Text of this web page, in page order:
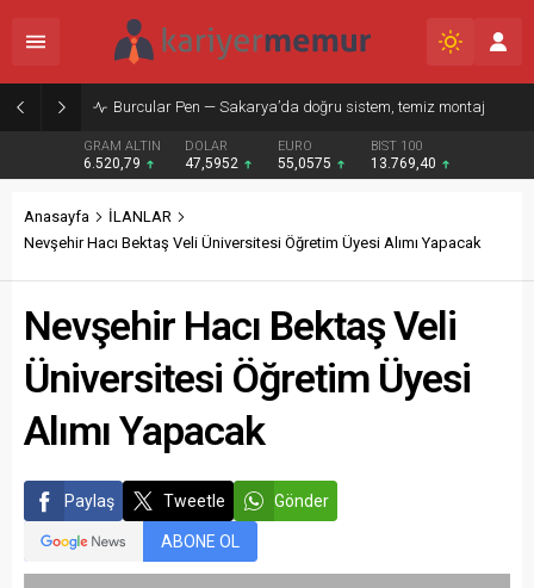
Burcular Pen — Sakarya’da doğru sistem, temiz montaj
GRAM ALTIN
6.520,79
DOLAR
47,5952
EURO
55,0575
BIST 100
13.769,40
Anasayfa
İLANLAR
Nevşehir Hacı Bektaş Veli Üniversitesi Öğretim Üyesi Alımı Yapacak
Nevşehir Hacı Bektaş Veli
Üniversitesi Öğretim Üyesi
Alımı Yapacak
Paylaş Tweetle Gönder
ABONE OL